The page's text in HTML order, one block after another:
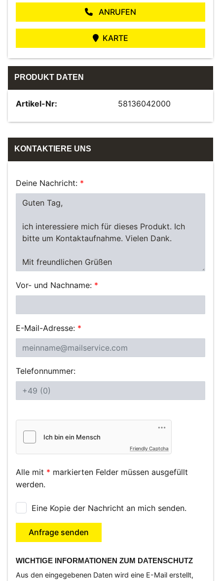
ANRUFEN
KARTE
PRODUKT DATEN
Artikel-Nr: 58136042000
KONTAKTIERE UNS
Deine Nachricht: *
Vor- und Nachname: *
E-Mail-Adresse: *
Telefonnummer:
Friendly Captcha
Alle mit * markierten Felder müssen ausgefüllt
werden.
Eine Kopie der Nachricht an mich senden.
Anfrage senden
WICHTIGE INFORMATIONEN ZUM DATENSCHUTZ
Aus den eingegebenen Daten wird eine E-Mail erstellt,